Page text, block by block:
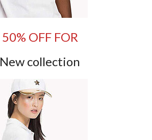
50% OFF FOR
New collection